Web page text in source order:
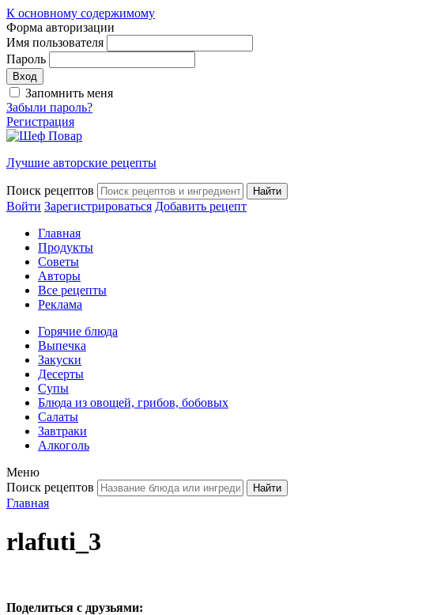
К основному содержимому
Форма авторизации
Имя пользователя
Пароль
Запомнить меня
Забыли пароль?
Регистрация
Лучшие авторские рецепты
Поиск рецептов
Войти Зарегистрироваться Добавить рецепт
Главная
Продукты
Советы
Авторы
Все рецепты
Реклама
Горячие блюда
Выпечка
Закуски
Десерты
Супы
Блюда из овощей, грибов, бобовых
Салаты
Завтраки
Алкоголь
Меню
Поиск рецептов
Главная
rlafuti_3
Поделиться с друзьями: